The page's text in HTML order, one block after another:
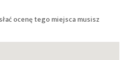
ocenę tego miejsca musisz